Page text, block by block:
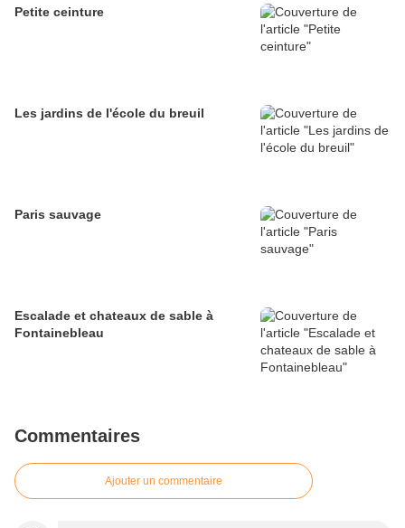
Petite ceinture
Les jardins de l'école du breuil
Paris sauvage
Escalade et chateaux de sable à
Fontainebleau
Commentaires
Ajouter un commentaire